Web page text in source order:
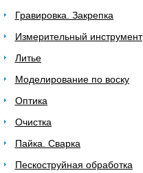
Гравировка. Закрепка
Измерительный инструмент
Литье
Моделирование по воску
Оптика
Очистка
Пайка. Сварка
Пескоструйная обработка